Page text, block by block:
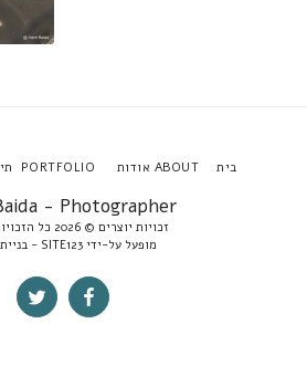
- Photographer
זכויות יוצרים © 2026 כל הזכויות שמורות
מופעל על-ידי SITE123
-
בית ABOUT אודות